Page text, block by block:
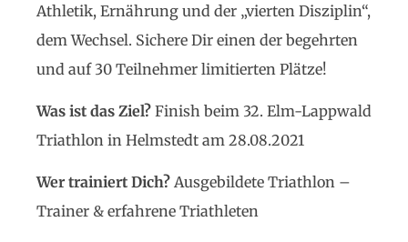
Athletik, Ernährung und der „vierten Disziplin“,
dem Wechsel. Sichere Dir einen der begehrten
und auf 30 Teilnehmer limitierten Plätze!
Was ist das Ziel? Finish beim 32. Elm-Lappwald
Triathlon in Helmstedt am 28.08.2021
Wer trainiert Dich? Ausgebildete Triathlon –
Trainer & erfahrene Triathleten